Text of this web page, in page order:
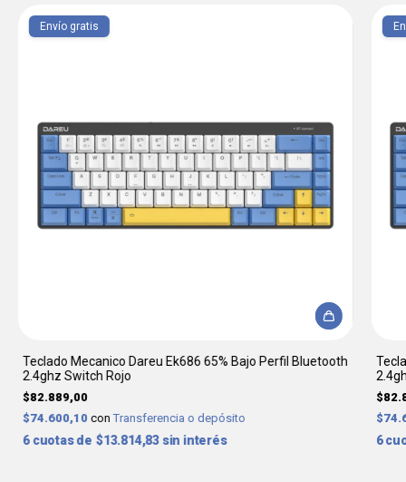
Envío gratis
Teclado Mecanico Dareu Ek686 65% Bajo Perfil Bluetooth
2.4ghz Switch Rojo
$82.889,00
$74.600,10 con Transferencia o depósito
6 $13.814,83 sin interés 6